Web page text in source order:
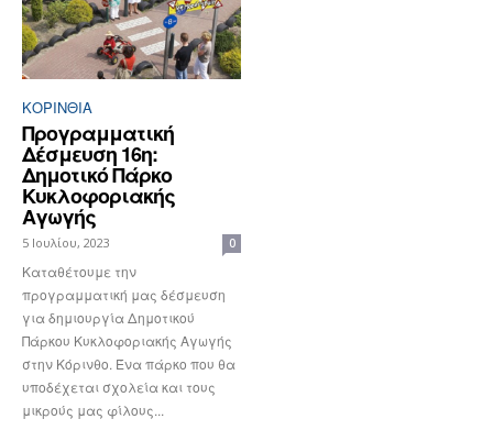
ΚΟΡΙΝΘΊΑ
Προγραμματική
Δέσμευση 16η:
Δημοτικό Πάρκο
Κυκλοφοριακής
Αγωγής
5 Ιουλίου, 2023 0
Καταθέτουμε την
προγραμματική μας δέσμευση
για δημιουργία Δημοτικού
Πάρκου Κυκλοφοριακής Αγωγής
στην Κόρινθο. Ένα πάρκο που θα
υποδέχεται σχολεία και τους
μικρούς μας φίλους...